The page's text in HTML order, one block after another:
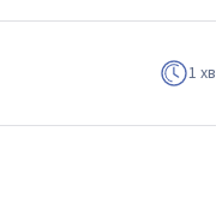
1 хв